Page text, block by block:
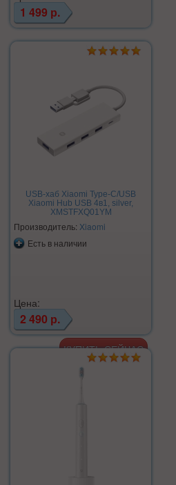
1 499 р.
USB-хаб Xiaomi Type-C/USB
Xiaomi Hub USB 4в1, silver,
XMSTFXQ01YM
Производитель: Xiaomi
Есть в наличии
Цена:
2 490 р.